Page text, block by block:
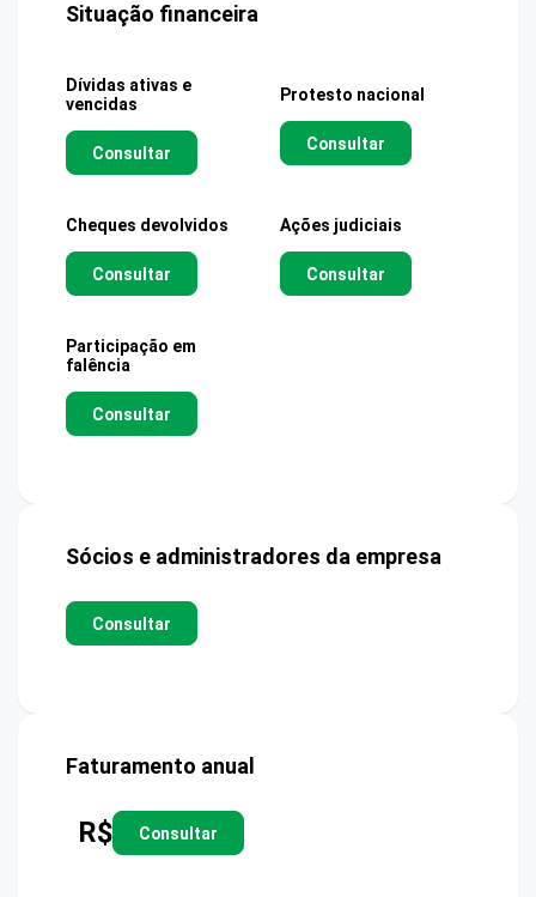
Situação financeira
Dívidas ativas e
vencidas
Consultar
Protesto nacional
Consultar
Cheques devolvidos
Consultar
Ações judiciais
Consultar
Participação em
falência
Consultar
Sócios e administradores da empresa
Consultar
Faturamento anual
R$ Consultar